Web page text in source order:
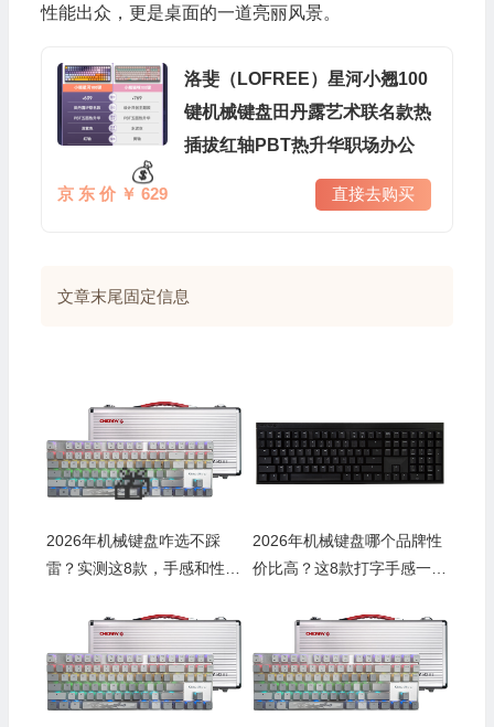
性能出众，更是桌面的一道亮丽风景。
洛斐（LOFREE）星河小翘100
键机械键盘田丹露艺术联名款热
插拔红轴PBT热升华职场办公
京 东 价 ￥ 629 直接去购买
文章末尾固定信息
2026年机械键盘咋选不踩
雷？实测这8款，手感和性价
2026年机械键盘哪个品牌性
价比高？这8款打字手感一
佳选择
🧧